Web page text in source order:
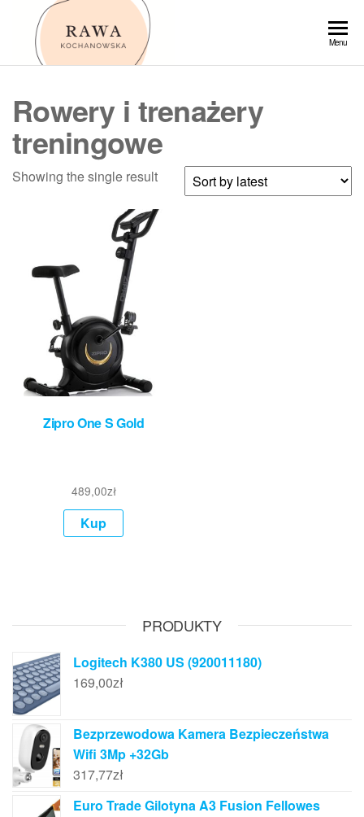
Przejdź
Menu
Rowery i trenażery
treningowe
Showing the single result
Zipro One S Gold
489,00zł
Kup
PRODUKTY
Logitech K380 US (920011180)
169,00zł
Bezprzewodowa Kamera Bezpieczeństwa
Wifi 3Mp +32Gb
317,77zł
Euro Trade Gilotyna A3 Fusion Fellowes